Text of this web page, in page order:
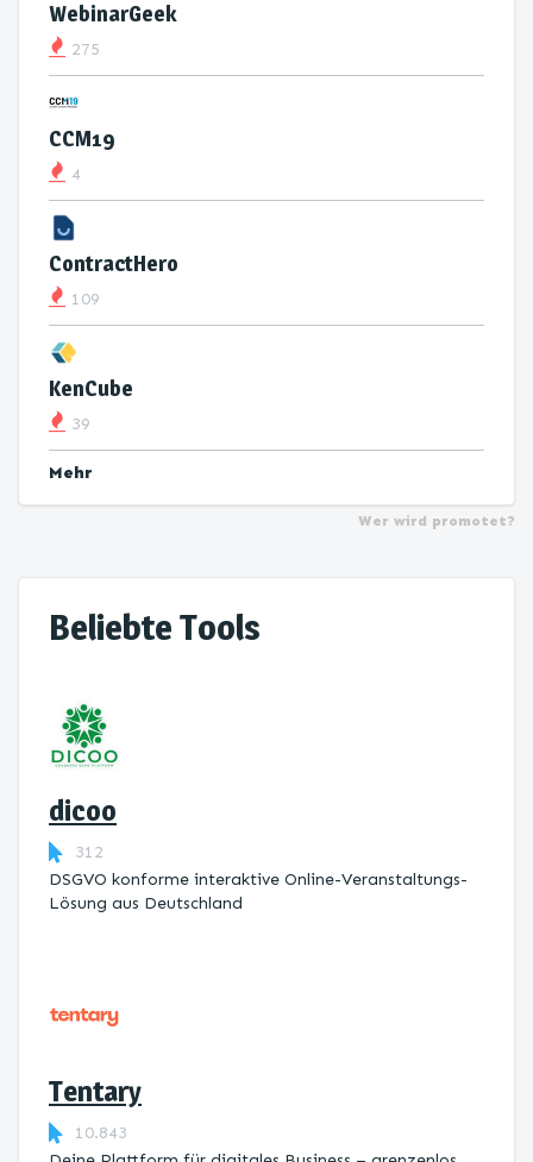
WebinarGeek
275
CCM19
4
ContractHero
109
KenCube
39
Mehr
Wer wird promotet?
Beliebte Tools
dicoo
312
DSGVO konforme interaktive Online-Veranstaltungs-
Lösung aus Deutschland
Tentary
10.843